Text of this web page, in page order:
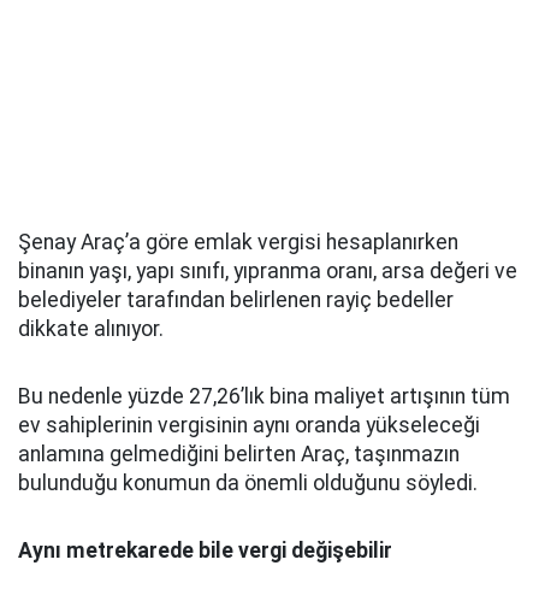
Şenay Araç’a göre emlak vergisi hesaplanırken
binanın yaşı, yapı sınıfı, yıpranma oranı, arsa değeri ve
belediyeler tarafından belirlenen rayiç bedeller
dikkate alınıyor.
Bu nedenle yüzde 27,26’lık bina maliyet artışının tüm
ev sahiplerinin vergisinin aynı oranda yükseleceği
anlamına gelmediğini belirten Araç, taşınmazın
bulunduğu konumun da önemli olduğunu söyledi.
Aynı metrekarede bile vergi değişebilir